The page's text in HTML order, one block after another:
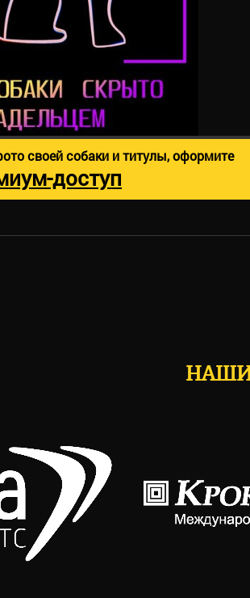
своей собаки и титулы, оформите
доступ